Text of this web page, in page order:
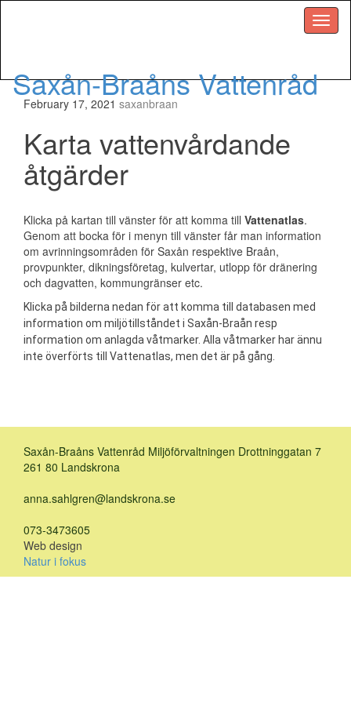
Menu
Saxån-Braåns Vattenråd
February 17, 2021 saxanbraan
Karta vattenvårdande
åtgärder
Klicka på kartan till vänster för att komma till Vattenatlas.
Genom att bocka för i menyn till vänster får man information
om avrinningsområden för Saxån respektive Braån,
provpunkter, dikningsföretag, kulvertar, utlopp för dränering
och dagvatten, kommungränser etc.
Klicka på bilderna nedan för att komma till databasen med
information om miljötillståndet i Saxån-Braån resp
information om anlagda våtmarker. Alla våtmarker har ännu
inte överförts till Vattenatlas, men det är på gång.
Saxån-Braåns Vattenråd Miljöförvaltningen Drottninggatan 7
261 80 Landskrona
anna.sahlgren@landskrona.se
073-3473605
Web design
Natur i fokus